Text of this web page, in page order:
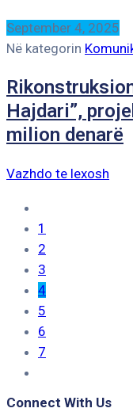
September 4, 2025
Në kategorin
Hajdari”,
milion denarë
Vazhdo te lexosh
1
2
3
4
5
6
7
Connect With Us